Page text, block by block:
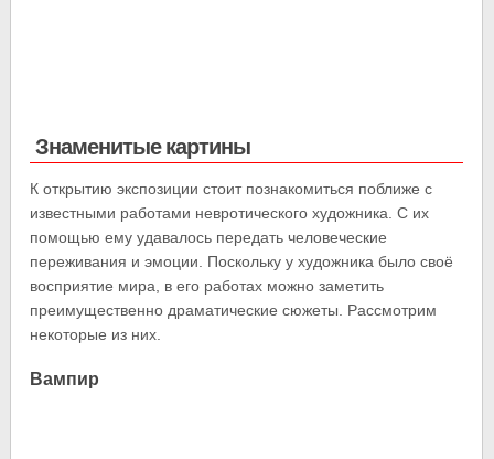
Знаменитые картины
К открытию экспозиции стоит познакомиться поближе с
известными работами невротического художника. С их
помощью ему удавалось передать человеческие
переживания и эмоции. Поскольку у художника было своё
восприятие мира, в его работах можно заметить
преимущественно драматические сюжеты. Рассмотрим
некоторые из них.
Вампир